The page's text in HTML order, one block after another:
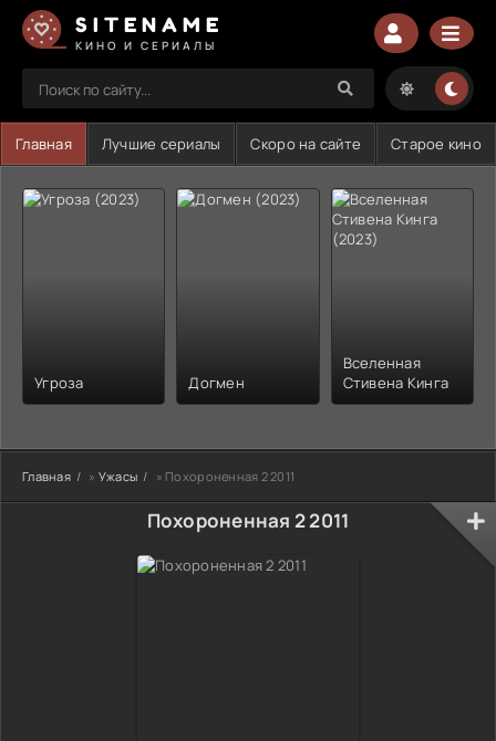
SITENAME
КИНО И СЕРИАЛЫ
Главная Лучшие сериалы Скоро на сайте Старое кино
Угроза Догмен
Вселенная
Стивена Кинга
Главная » Ужасы » Похороненная 2 2011
Похороненная 2 2011